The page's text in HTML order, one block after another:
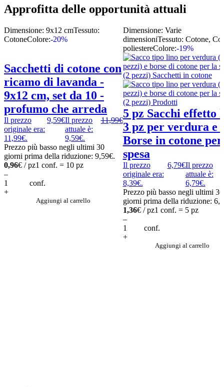
Approfitta delle opportunità attuali
Dimensione: 9x12 cmTessuto:
CotoneColore:-20%
Sacchetti di cotone con
ricamo di lavanda -
9x12 cm, set da 10 -
profumo che arreda
11,99€
Il prezzo
originale era:
11,99€.
9,59€Il prezzo
attuale è:
9,59€.
Prezzo più basso negli ultimi 30
giorni prima della riduzione: 9,59€.
0,96€ / pz1 conf. = 10 pz
–
conf.
+
Aggiungi al carrello
Dimensione: Varie
dimensioniTessuto: Cotone,
poliestereColore:-19%
5 pz Sacchi effetto
3 pz per verdura e
Borse in cotone
spesa
Il prezzo
originale era:
8,39€.
6,79€Il prezzo
attuale è:
6,79€.
Prezzo più basso negli ultimi 30
giorni prima della riduzione:
1,36€ / pz1 conf. = 5 pz
–
conf.
+
Aggiungi al carrello